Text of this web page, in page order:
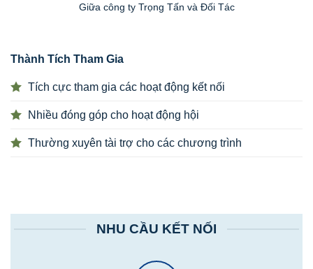
Giữa công ty Trọng Tấn và Đối Tác
Thành Tích Tham Gia
Tích cực tham gia các hoạt động kết nối
Nhiều đóng góp cho hoạt động hội
Thường xuyên tài trợ cho các chương trình
NHU CẦU KẾT NỐI